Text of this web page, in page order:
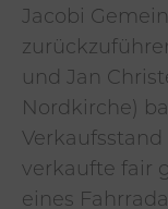
Jacobi
und Jan
Nordkirche)
verkaufte fair
eines